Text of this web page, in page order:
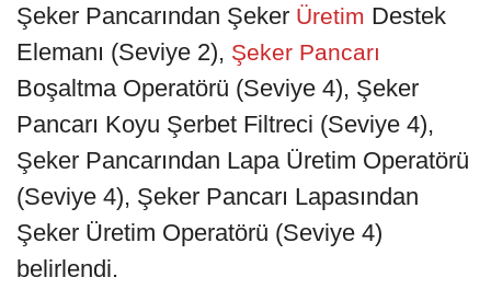
Şeker Pancarından Şeker Üretim Destek
Elemanı (Seviye 2), Şeker Pancarı
Boşaltma Operatörü (Seviye 4), Şeker
Pancarı Koyu Şerbet Filtreci (Seviye 4),
Şeker Pancarından Lapa Üretim Operatörü
(Seviye 4), Şeker Pancarı Lapasından
Şeker Üretim Operatörü (Seviye 4)
belirlendi.